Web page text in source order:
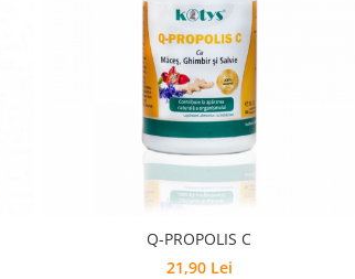
Q-PROPOLIS C
21,90 Lei